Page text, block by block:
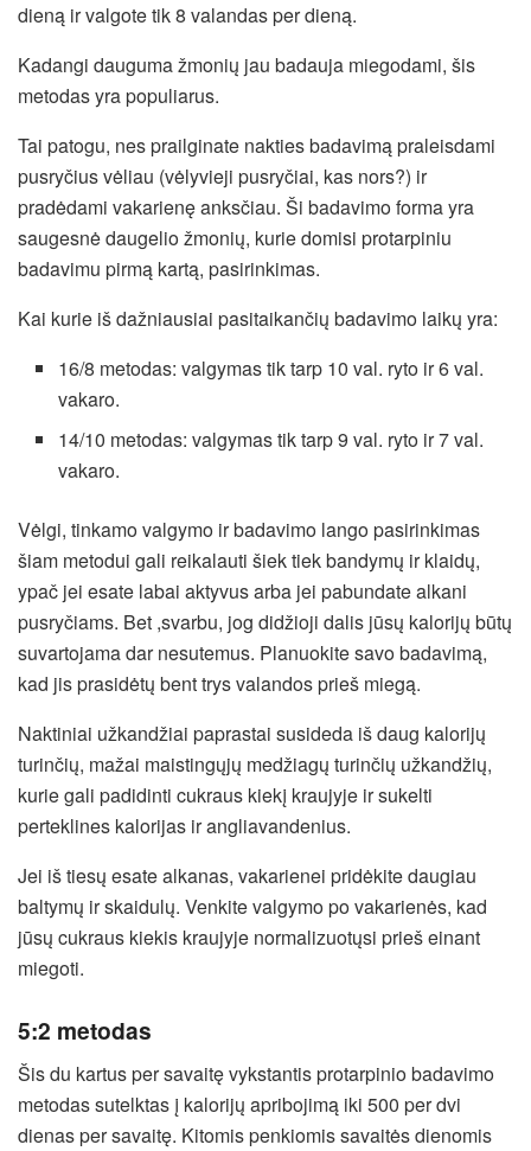
dieną ir valgote tik 8 valandas per dieną.
Kadangi dauguma žmonių jau badauja miegodami, šis
metodas yra populiarus.
Tai patogu, nes prailginate nakties badavimą praleisdami
pusryčius vėliau (vėlyvieji pusryčiai, kas nors?) ir
pradėdami vakarienę anksčiau. Ši badavimo forma yra
saugesnė daugelio žmonių, kurie domisi protarpiniu
badavimu pirmą kartą, pasirinkimas.
Kai kurie iš dažniausiai pasitaikančių badavimo laikų yra:
16/8 metodas: valgymas tik tarp 10 val. ryto ir 6 val.
vakaro.
14/10 metodas: valgymas tik tarp 9 val. ryto ir 7 val.
vakaro.
Vėlgi, tinkamo valgymo ir badavimo lango pasirinkimas
šiam metodui gali reikalauti šiek tiek bandymų ir klaidų,
ypač jei esate labai aktyvus arba jei pabundate alkani
pusryčiams. Bet ,svarbu, jog didžioji dalis jūsų kalorijų būtų
suvartojama dar nesutemus. Planuokite savo badavimą,
kad jis prasidėtų bent trys valandos prieš miegą.
Naktiniai užkandžiai paprastai susideda iš daug kalorijų
turinčių, mažai maistingųjų medžiagų turinčių užkandžių,
kurie gali padidinti cukraus kiekį kraujyje ir sukelti
perteklines kalorijas ir angliavandenius.
Jei iš tiesų esate alkanas, vakarienei pridėkite daugiau
baltymų ir skaidulų. Venkite valgymo po vakarienės, kad
jūsų cukraus kiekis kraujyje normalizuotųsi prieš einant
miegoti.
5:2 metodas
Šis du kartus per savaitę vykstantis protarpinio badavimo
metodas sutelktas į kalorijų apribojimą iki 500 per dvi
dienas per savaitę. Kitomis penkiomis savaitės dienomis